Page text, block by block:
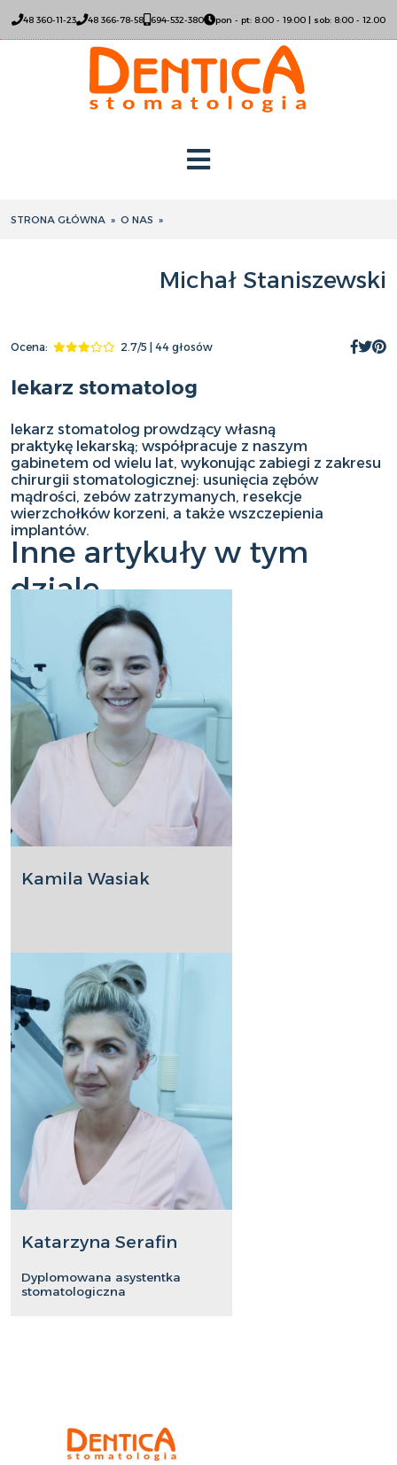
48 360-11-23 48 366-78-58 694-532-380 pon - pt: 8:00 - 19:00 | sob: 8:00 - 12.00
STRONA GŁÓWNA » O NAS »
Michał Staniszewski
Ocena: 2.7/5 | 44 głosów
lekarz stomatolog
lekarz stomatolog prowdzący własną
praktykę lekarską; współpracuje z naszym
gabinetem od wielu lat, wykonując zabiegi z zakresu
chirurgii stomatologicznej: usunięcia zębów
mądrości, zebów zatrzymanych, resekcje
wierzchołków korzeni, a także wszczepienia
implantów.
Kamila Wasiak
Katarzyna Serafin
Dyplomowana asystentka
stomatologiczna